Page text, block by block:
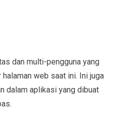
dan multi-pengguna yang
web saat ini. Ini juga
dalam aplikasi yang dibuat